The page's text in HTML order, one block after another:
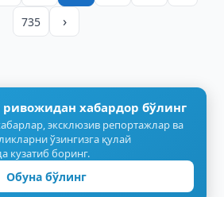
735
›
ривожидан хабардор бўлинг
эксклюзив репортажлар ва
ўзингизга қулай
кузатиб боринг.
Обуна бўлинг